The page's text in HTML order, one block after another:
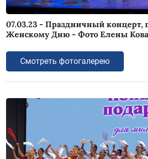
07.03.23 - Праздничный
Женскому Дню - Фото Елены
Смотреть фотогалерею